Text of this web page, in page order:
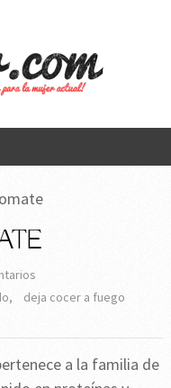
,
deja cocer a fuego
a la familia de